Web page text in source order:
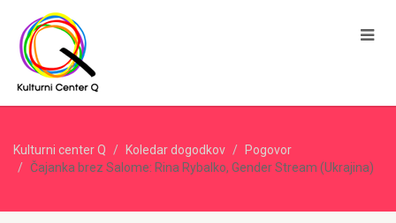
Kulturni center Q Koledar dogodkov
Pogovor
Čajanka brez Salome: Rina Rybalko, Gender Stream (Ukrajina)